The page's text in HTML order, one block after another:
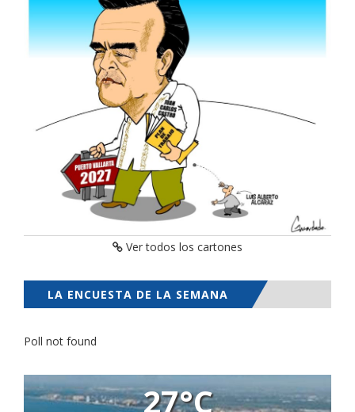
Ver todos los cartones
LA ENCUESTA DE LA SEMANA
Poll not found
27°C